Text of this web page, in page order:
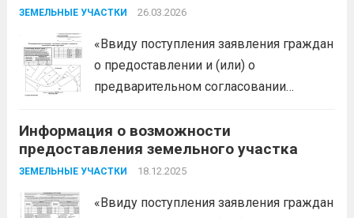
39.18 ЗК РФ информирует о возможности
предоставления следующего земельного...
дальше
ЗЕМЕЛЬНЫЕ УЧАСТКИ 26.03.2026
«Ввиду поступления заявления граждан
о предоставлении и (или) о
предварительном согласовании
администрация муниципального
образования Белореченский
муниципальный район Краснодарского
ЗК РФ информирует о возможности
Информация о возможности
предоставления земельного участка
ЗЕМЕЛЬНЫЕ УЧАСТКИ 18.12.2025
«Ввиду поступления заявления граждан